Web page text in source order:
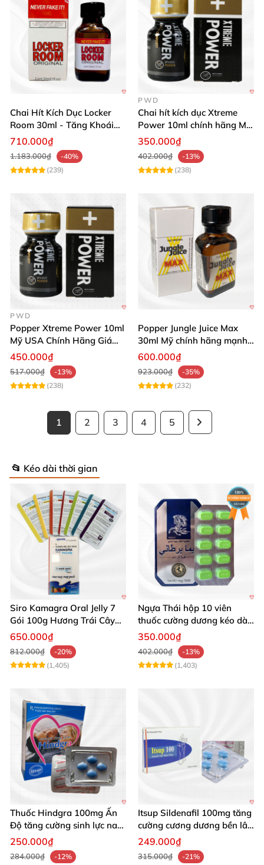
Chai Hít Kích Dục Locker
Room 30ml - Tăng Khoái
Cảm Đỉnh Cao
710.000₫
1.183.000₫
-40%
(239)
PWD
Chai hít kích dục Xtreme
Power 10ml chính hãng Mỹ
USA PWD
350.000₫
402.000₫
-13%
(238)
PWD
Popper Xtreme Power 10ml
Mỹ USA Chính Hãng Giá
Tốt Mua Ngay
450.000₫
517.000₫
-13%
(238)
Popper Jungle Juice Max
30ml Mỹ chính hãng mạnh
kích thích phê
600.000₫
923.000₫
-35%
(232)
1 2 3 4 5
📂 Kéo dài thời gian
Siro Kamagra Oral Jelly 7
Gói 100g Hương Trái Cây
Tăng Cường Sinh Lý Nam
650.000₫
812.000₫
-20%
(1,405)
Ngựa Thái hộp 10 viên
thuốc cường dương kéo dài
cực mạnh
350.000₫
402.000₫
-13%
(1,403)
Thuốc Hindgra 100mg Ấn
Độ tăng cường sinh lực nam
chống xuất tinh sớm
250.000₫
284.000₫ -12%
Itsup Sildenafil 100mg tăng
cường cương dương bền lâu
nam
249.000₫
315.000₫ -21%